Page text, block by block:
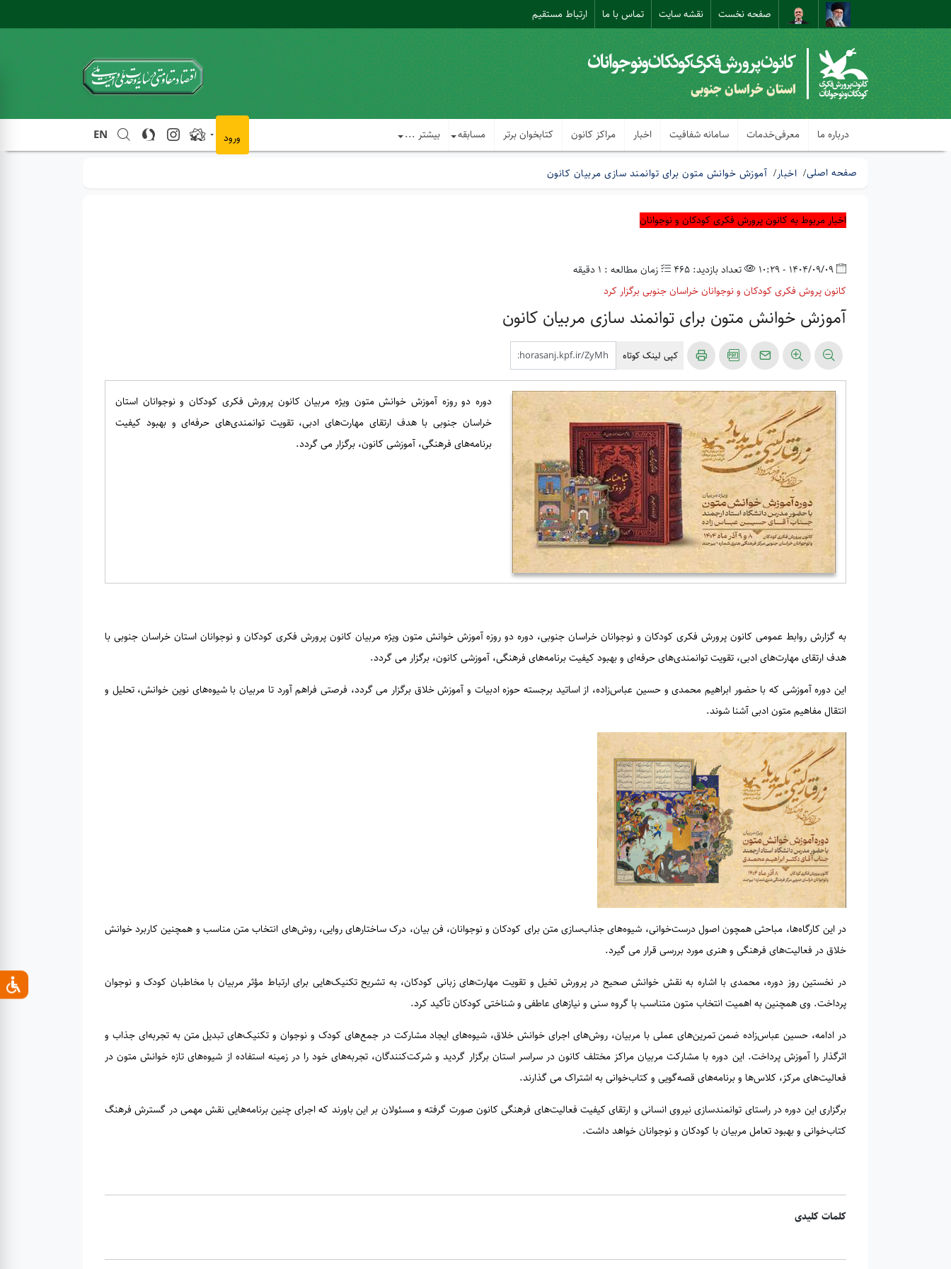
صفحه نخست نقشه سایت تماس با ما ارتباط مستقیم
استان خراسان جنوبی
درباره ما معرفی‌خدمات سامانه شفافیت اخبار مراکز کانون کتابخوان برتر مسابقه بیشتر ... EN ورود
صفحه اصلی اخبار آموزش خوانش متون برای توانمند سازی مربیان کانون
اخبار مربوط به کانون پرورش فکری کودکان و نوجوانان
1404/09/09 - 10:29 تعداد بازدید: 465
زمان مطالعه : 1 دقیقه
کانون پروش فکری کودکان و نوجوانان خراسان جنوبی برگزار کرد
آموزش خوانش متون برای توانمند سازی مربیان کانون
کپی لینک کوتاه
دوره دو روزه آموزش خوانش متون ویژه مربیان کانون پرورش فکری کودکان و نوجوانان استان
خراسان جنوبی با هدف ارتقای مهارت‌های ادبی، تقویت توانمندی‌های حرفه‌ای و بهبود کیفیت
برنامه‌های فرهنگی، آموزشی کانون، برگزار می گردد.
به گزارش روابط عمومی کانون پرورش فکری کودکان و نوجوانان خراسان جنوبی، دوره دو روزه آموزش خوانش متون ویژه مربیان کانون پرورش فکری کودکان و نوجوانان استان خراسان جنوبی با
هدف ارتقای مهارت‌های ادبی، تقویت توانمندی‌های حرفه‌ای و بهبود کیفیت برنامه‌های فرهنگی، آموزشی کانون، برگزار می گردد.
این دوره آموزشی که با حضور ابراهیم محمدی و حسین عباس‌زاده، از اساتید برجسته حوزه ادبیات و آموزش خلاق برگزار می گردد، فرصتی فراهم آورد تا مربیان با شیوه‌های نوین خوانش، تحلیل و
انتقال مفاهیم متون ادبی آشنا شوند.
در این کارگاه‌ها، مباحثی همچون اصول درست‌خوانی، شیوه‌های جذاب‌سازی متن برای کودکان و نوجوانان، فن بیان، درک ساختارهای روایی، روش‌های انتخاب متن مناسب و همچنین کاربرد خوانش
خلاق در فعالیت‌های فرهنگی و هنری مورد بررسی قرار می گیرد.
در نخستین روز دوره، محمدی با اشاره به نقش خوانش صحیح در پرورش تخیل و تقویت مهارت‌های زبانی کودکان، به تشریح تکنیک‌هایی برای ارتباط مؤثر مربیان با مخاطبان کودک و نوجوان
پرداخت. وی همچنین به اهمیت انتخاب متون متناسب با گروه سنی و نیازهای عاطفی و شناختی کودکان تأکید کرد.
در ادامه، حسین عباس‌زاده ضمن تمرین‌های عملی با مربیان، روش‌های اجرای خوانش خلاق، شیوه‌های ایجاد مشارکت در جمع‌های کودک و نوجوان و تکنیک‌های تبدیل متن به تجربه‌ای جذاب و
اثرگذار را آموزش پرداخت. این دوره با مشارکت مربیان مراکز مختلف کانون در سراسر استان برگزار گردید و شرکت‌کنندگان، تجربه‌های خود را در زمینه استفاده از شیوه‌های تازه خوانش متون در
فعالیت‌های مرکز، کلاس‌ها و برنامه‌های قصه‌گویی و کتاب‌خوانی به اشتراک می گذارند.
برگزاری این دوره در راستای توانمندسازی نیروی انسانی و ارتقای کیفیت فعالیت‌های فرهنگی کانون صورت گرفته و مسئولان بر این باورند که اجرای چنین برنامه‌هایی نقش مهمی در گسترش فرهنگ
کتاب‌خوانی و بهبود تعامل مربیان با کودکان و نوجوانان خواهد داشت.
کلمات کلیدی